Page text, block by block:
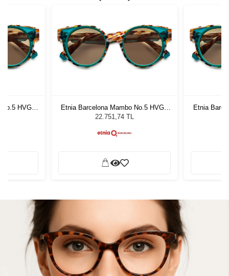
HVGR
Etnia Barcelona Mambo No.5 HVGR
49
22.751,74 TL
Etnia